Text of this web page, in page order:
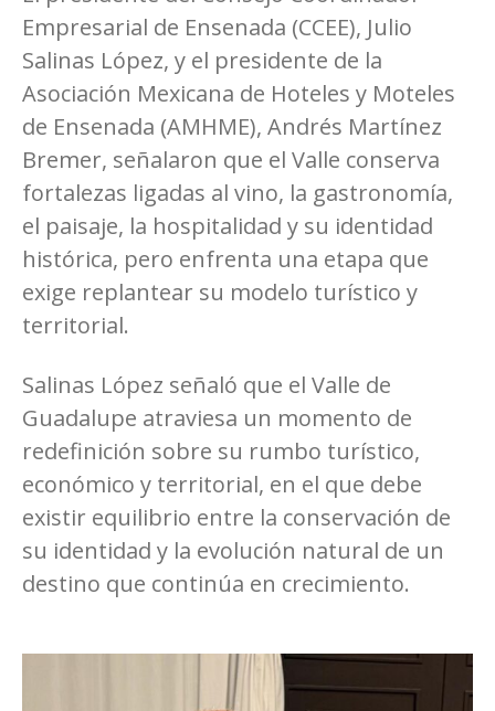
Empresarial de Ensenada (CCEE), Julio
Salinas López, y el presidente de la
Asociación Mexicana de Hoteles y Moteles
de Ensenada (AMHME), Andrés Martínez
Bremer, señalaron que el Valle conserva
fortalezas ligadas al vino, la gastronomía,
el paisaje, la hospitalidad y su identidad
histórica, pero enfrenta una etapa que
exige replantear su modelo turístico y
territorial.
Salinas López señaló que el Valle de
Guadalupe atraviesa un momento de
redefinición sobre su rumbo turístico,
económico y territorial, en el que debe
existir equilibrio entre la conservación de
su identidad y la evolución natural de un
destino que continúa en crecimiento.